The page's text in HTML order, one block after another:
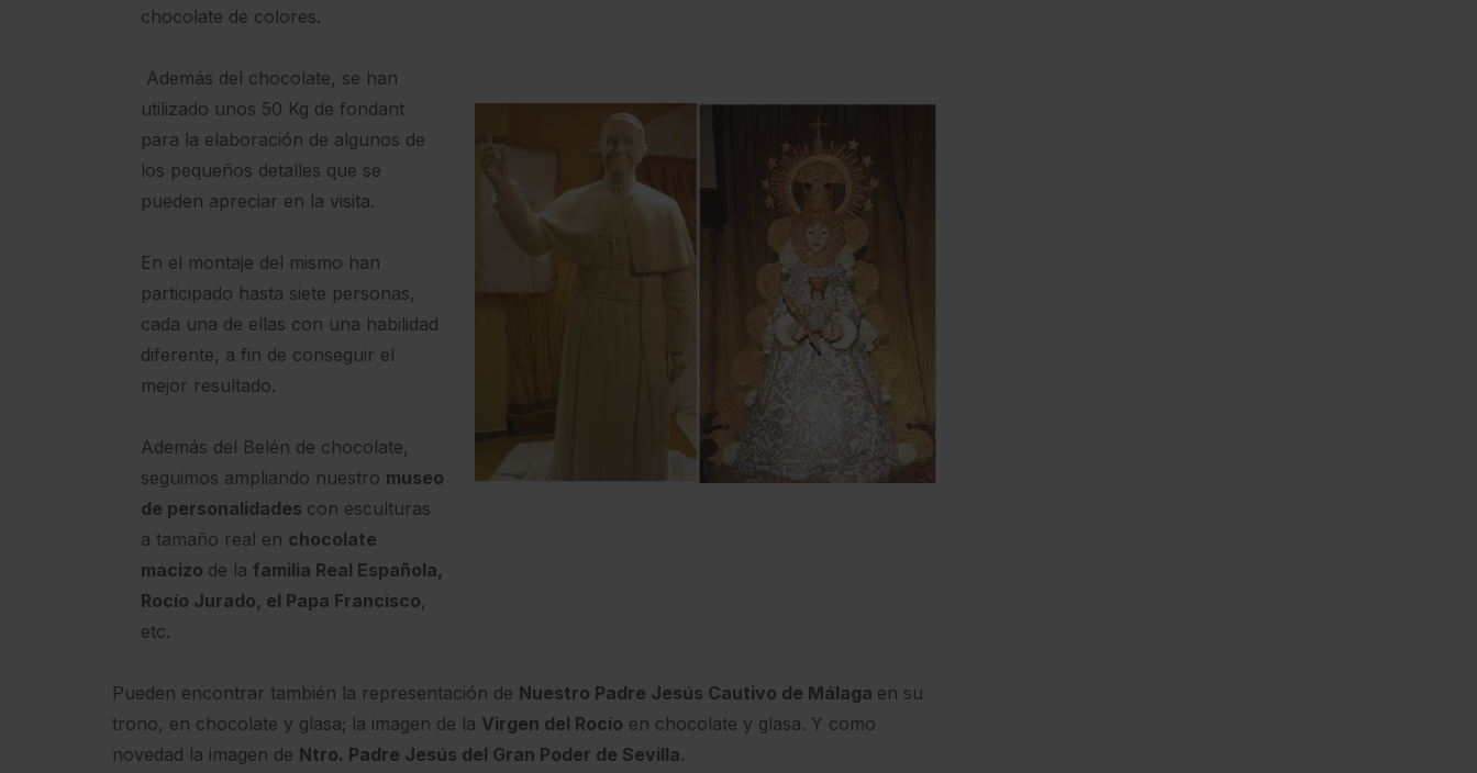
chocolate de colores.
Además del chocolate, se han
utilizado unos 50 Kg de fondant
para la elaboración de algunos de
los pequeños detalles que se
pueden apreciar en la visita.
En el montaje del mismo han
participado hasta siete personas,
cada una de ellas con una habilidad
diferente, a fin de conseguir el
mejor resultado.
Además del Belén de chocolate,
seguimos ampliando nuestro museo
de personalidades con esculturas
a tamaño real en chocolate
macizo de la familia Real Española,
Rocío Jurado, el Papa Francisco,
etc.
Pueden encontrar también la representación de Nuestro Padre Jesús Cautivo de Málaga en su
trono, en chocolate y glasa; la imagen de la Virgen del Rocío en chocolate y glasa. Y como
novedad la imagen de Ntro. Padre Jesús del Gran Poder de Sevilla.